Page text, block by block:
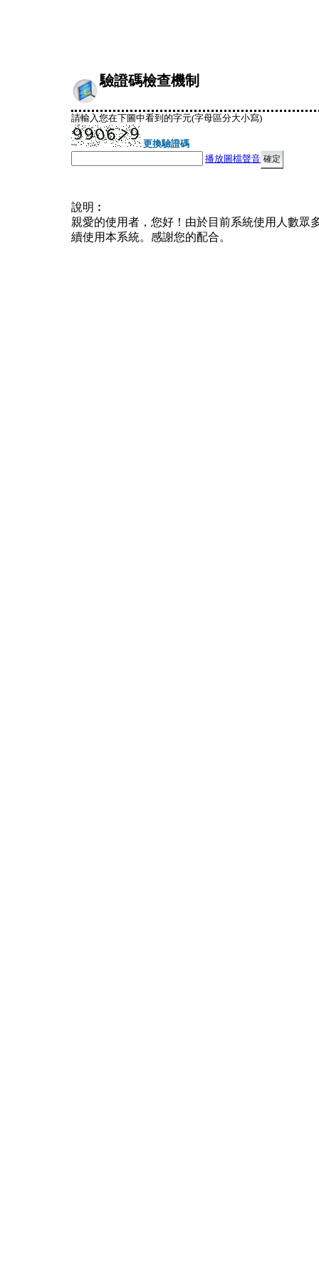
驗證碼檢查機制
請輸入您在下圖中看到的字元(字母區分大小寫)
更換驗證碼
播放圖檔聲音
說明︰
親愛的使用者，您好！由於目前系統使用人數眾
續使用本系統。感謝您的配合。